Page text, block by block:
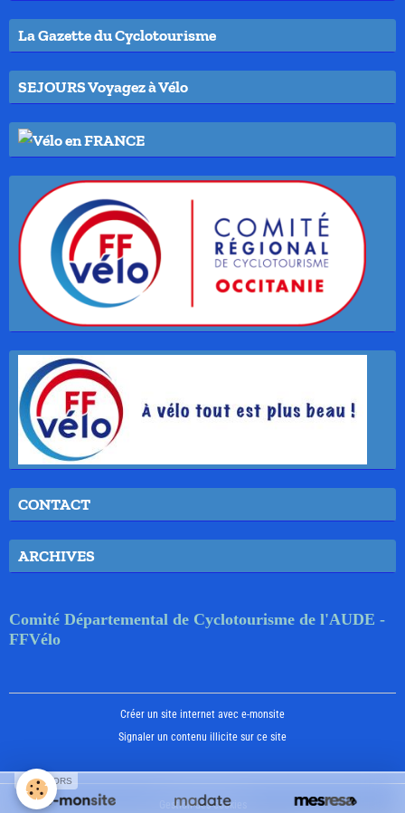
La Gazette du Cyclotourisme
SEJOURS Voyagez à Vélo
CONTACT
ARCHIVES
Comité Départemental de Cyclotourisme de l'AUDE -
FFVélo
Créer un site internet avec e-monsite
Signaler un contenu illicite sur ce site
Gestion des cookies
SPONSORS